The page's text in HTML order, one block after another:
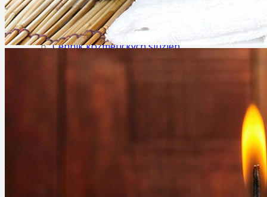
GALÉRIA
CENNÍK
Cenník masáži
Cenník kozmetických služieb
Cenník Exilis Elitte